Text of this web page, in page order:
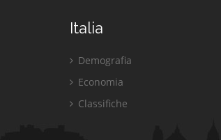
Italia
Demografia
Economia
Classifiche